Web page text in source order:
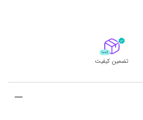
تضمین کیفیت